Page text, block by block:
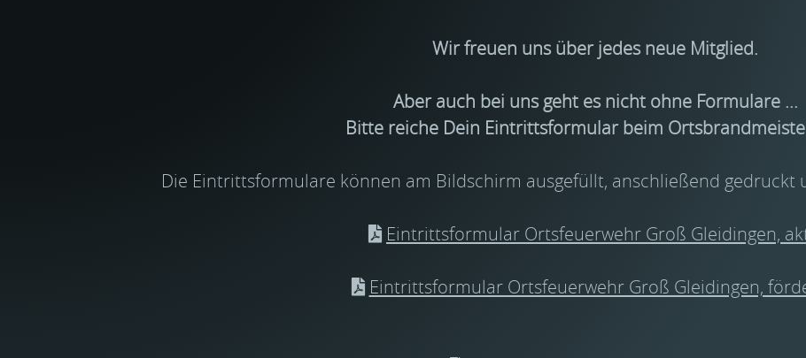
Wir freuen uns über jedes neue Mitglied.
Aber auch bei uns geht es nicht ohne Formulare ...
Bitte reiche Dein Eintrittsformular beim
Die Eintrittsformulare können am Bildschirm ausgefüllt, anschließend gedruckt
Eintrittsformular Ortsfeuerwehr Groß Gleidingen,
Eintrittsformular Ortsfeuerwehr Groß Gleidingen,